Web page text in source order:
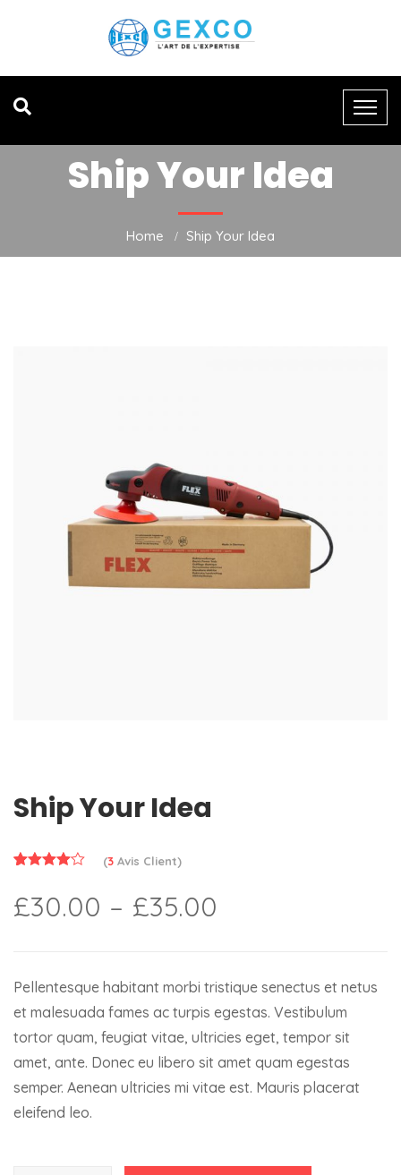
Ship Your Idea
Home Ship Your Idea
Ship Your Idea
sur 5
(3 Avis Client)
£30.00 – £35.00
Pellentesque habitant morbi tristique senectus et netus
et malesuada fames ac turpis egestas. Vestibulum
tortor quam, feugiat vitae, ultricies eget, tempor sit
amet, ante. Donec eu libero sit amet quam egestas
semper. Aenean ultricies mi vitae est. Mauris placerat
eleifend leo.